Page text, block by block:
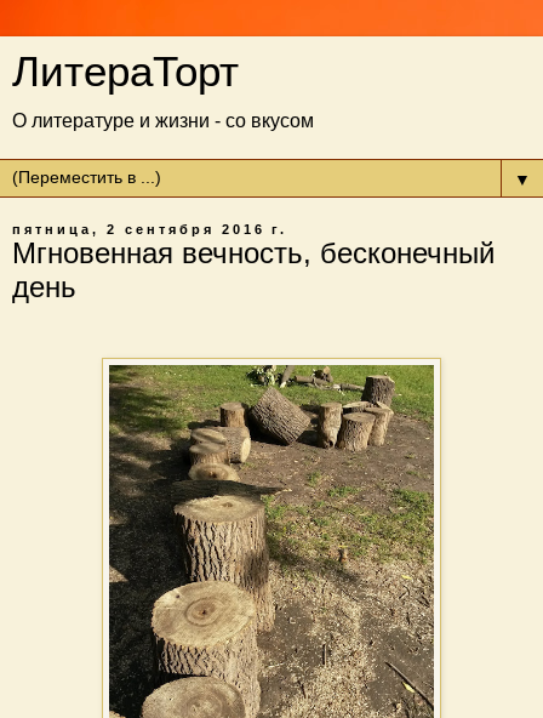
ЛитераТорт
О литературе и жизни - со вкусом
▼
пятница, 2 сентября 2016 г.
Мгновенная вечность, бесконечный
день